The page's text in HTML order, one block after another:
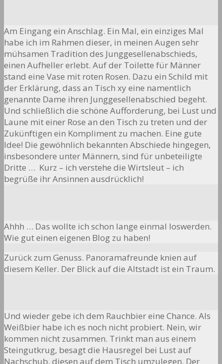
Am Eingang ein Anschlag. Ein Mal, ein einziges Mal
habe ich im Rahmen dieser, in meinen Augen sehr
mühsamen Tradition des Junggesellenabschieds,
einen Aufheller erlebt. Auf der Toilette für Männer
stand eine Vase mit roten Rosen. Dazu ein Schild mit
der Erklärung, dass an Tisch xy eine namentlich
genannte Dame ihren Junggesellenabschied begeht.
Und schließlich die schöne Aufforderung, bei Lust und
Laune mit einer Rose an den Tisch zu treten und der
Zukünftigen ein Kompliment zu machen. Eine gute
Idee! Die gewöhnlich bekannten Abschiede hingegen,
insbesondere unter Männern, sind für unbeteiligte
Dritte … Kurz – ich verstehe die Wirtsleut – ich
begrüße ihr Ansinnen ausdrücklich!
Ahhh … Das wollte ich schon lange einmal loswerden.
Wie gut einen eigenen Blog zu haben!
Zurück zum Genuss. Panoramafreunde knien auf
diesem Keller. Der Blick auf die Altstadt ist ein Traum.
Und wieder gebe ich dem Rauchbier eine Chance. Als
Weißbier habe ich es noch nicht probiert. Nein, wir
kommen nicht zusammen. Trinkt man aus einem
Steingutkrug, besagt die Hausregel bei Lust auf
Nachschub, diesen auf dem Tisch umzulegen. Der